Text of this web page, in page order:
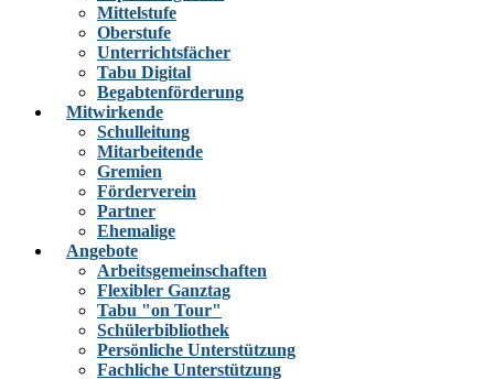
Mittelstufe
Oberstufe
Unterrichtsfächer
Tabu Digital
Begabtenförderung
Mitwirkende
Schulleitung
Mitarbeitende
Gremien
Förderverein
Partner
Ehemalige
Angebote
Arbeitsgemeinschaften
Flexibler Ganztag
Tabu "on Tour"
Schülerbibliothek
Persönliche Unterstützung
Fachliche Unterstützung